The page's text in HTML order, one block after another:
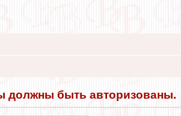
должны быть авторизованы.